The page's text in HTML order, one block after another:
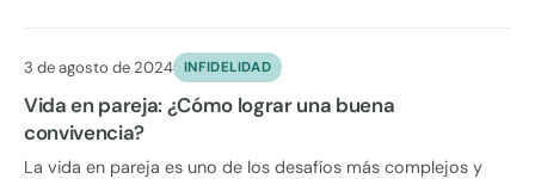
3 de agosto de 2024 INFIDELIDAD
Vida en pareja: ¿Cómo lograr una buena
convivencia?
La vida en pareja es uno de los desafíos más complejos y